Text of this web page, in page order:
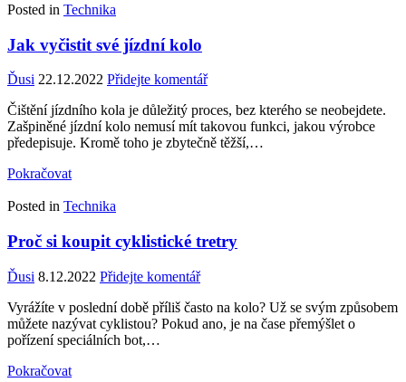
Posted in Technika
Jak vyčistit své jízdní kolo
Ďusi 22.12.2022 Přidejte komentář
Čištění jízdního kola je důležitý proces, bez kterého se neobejdete.
Zašpiněné jízdní kolo nemusí mít takovou funkci, jakou výrobce
předepisuje. Kromě toho je zbytečně těžší,…
Pokračovat
Posted in Technika
Proč si koupit cyklistické tretry
Ďusi 8.12.2022 Přidejte komentář
Vyrážíte v poslední době příliš často na kolo? Už se svým způsobem
můžete nazývat cyklistou? Pokud ano, je na čase přemýšlet o
pořízení speciálních bot,…
Pokračovat